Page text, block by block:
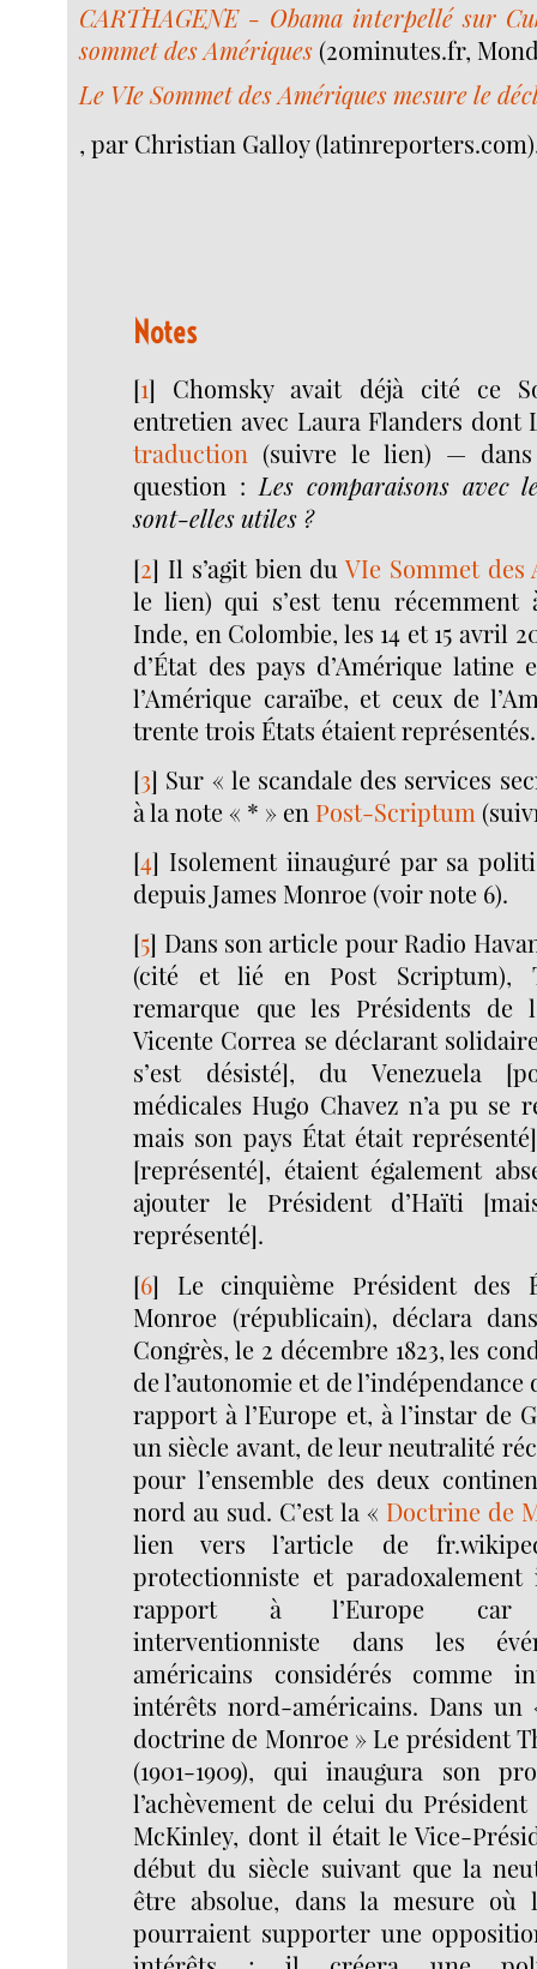
CARTHAGENE - Obama interpellé sur
sommet des Amériques (20minutes.fr,
Le VIe Sommet des Amériques mesure le
, par Christian Galloy
Notes
[1] Chomsky avait déjà cité ce
entretien avec Laura Flanders dont
traduction (suivre le lien) —
question :Les comparaisons avec
sont-elles utiles ?
[2] Il s’agit bien duVIe Sommet des
le lien) qui s’est tenu récemment
Inde, en Colombie, les 14 et 15 avril
d’État des pays d’Amérique latine
l’Amérique caraïbe, et ceux de
trente trois États étaient représentés.
[3] Sur « le scandale des services
à la note « * » en Post-Scriptum
[4] Isolement iinauguré par sa
depuis James Monroe (voir note 6).
[5] Dans son article pour Radio
(cité et lié en Post Scriptum),
remarque que les Présidents de
Vicente Correa se déclarant
s’est désisté], du Venezuela
médicales Hugo Chavez n’a pu se
mais son pays État était
[représenté], étaient également
ajouter le Président d’Haïti
représenté].
[6] Le cinquième Président des
Monroe (républicain), déclara
Congrès, le 2 décembre 1823, les
de l’autonomie et de
rapport à l’Europe et, à l’instar de
un siècle avant, de leur neutralité
pour l’ensemble des deux
nord au sud. C’est la « Doctrine de
lien vers l’article de
protectionniste et
rapport à l’Europe car
interventionniste dans les
américains considérés comme
intérêts nord-américains. Dans un
doctrine de Monroe » Le président
(1901-1909), qui inaugura son
l’achèvement de celui du
McKinley, dont il était le Vice-
début du siècle suivant que la
être absolue, dans la mesure où
pourraient supporter une